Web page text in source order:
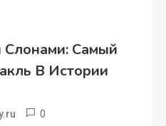
Самый
В Истории
0